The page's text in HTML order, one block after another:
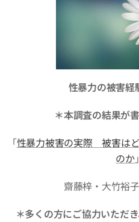
性暴力の被害経
＊本調査の結果が
「性暴力被害の実際 被害は
のか
齋藤梓・大竹裕
＊多くの方にご協力いただ